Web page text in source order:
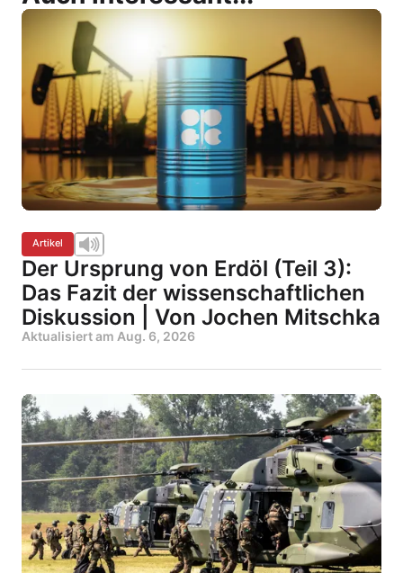
Artikel
Der Ursprung von Erdöl (Teil 3):
Das Fazit der wissenschaftlichen
Diskussion | Von Jochen Mitschka
Aktualisiert am Aug. 6, 2026